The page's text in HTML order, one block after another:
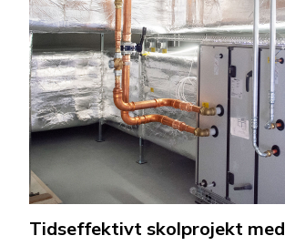
Tidseffektivt skolprojekt med